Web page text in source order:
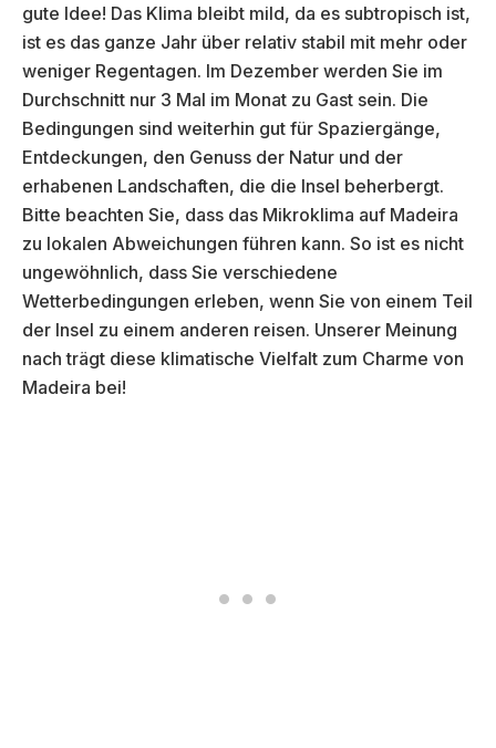
gute Idee! Das Klima bleibt mild, da es subtropisch ist,
ist es das ganze Jahr über relativ stabil mit mehr oder
weniger Regentagen. Im Dezember werden Sie im
Durchschnitt nur 3 Mal im Monat zu Gast sein. Die
Bedingungen sind weiterhin gut für Spaziergänge,
Entdeckungen, den Genuss der Natur und der
erhabenen Landschaften, die die Insel beherbergt.
Bitte beachten Sie, dass das Mikroklima auf Madeira
zu lokalen Abweichungen führen kann. So ist es nicht
ungewöhnlich, dass Sie verschiedene
Wetterbedingungen erleben, wenn Sie von einem Teil
der Insel zu einem anderen reisen. Unserer Meinung
nach trägt diese klimatische Vielfalt zum Charme von
Madeira bei!